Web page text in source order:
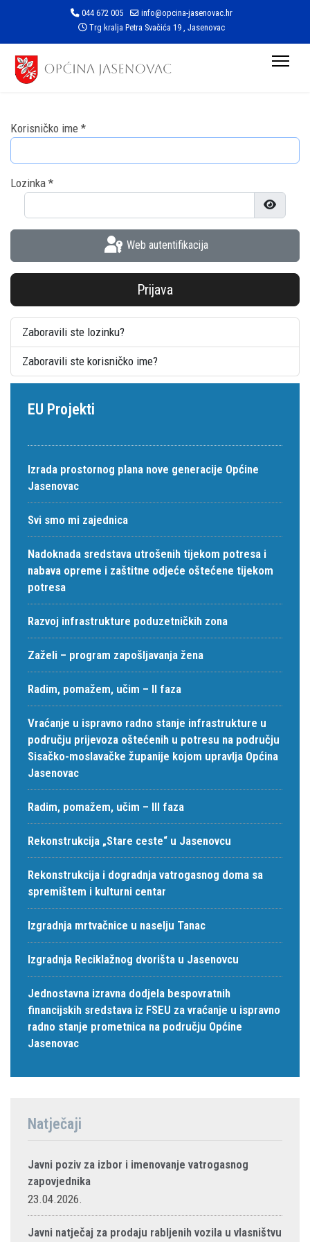
044 672 005
info@opcina-jasenovac.hr
Trg kralja Petra Svačića 19 , Jasenovac
Korisničko ime *
Lozinka *
Prikaži
Web autentifikacija
Prijava
Zaboravili ste lozinku?
Zaboravili ste korisničko ime?
EU Projekti
Izrada prostornog plana nove generacije Općine
Jasenovac
Svi smo mi zajednica
Nadoknada sredstava utrošenih tijekom potresa i
nabava opreme i zaštitne odjeće oštećene tijekom
potresa
Razvoj infrastrukture poduzetničkih zona
Zaželi – program zapošljavanja žena
Radim, pomažem, učim – II faza
Vraćanje u ispravno radno stanje infrastrukture u
području prijevoza oštećenih u potresu na području
Sisačko-moslavačke županije kojom upravlja Općina
Jasenovac
Radim, pomažem, učim – III faza
Rekonstrukcija „Stare ceste“ u Jasenovcu
Rekonstrukcija i dogradnja vatrogasnog doma sa
spremištem i kulturni centar
Izgradnja mrtvačnice u naselju Tanac
Izgradnja Reciklažnog dvorišta u Jasenovcu
Jednostavna izravna dodjela bespovratnih
financijskih sredstava iz FSEU za vraćanje u ispravno
radno stanje prometnica na području Općine
Jasenovac
Natječaji
Javni poziv za izbor i imenovanje vatrogasnog
zapovjednika
23.04.2026.
Javni natječaj za prodaju rabljenih vozila u vlasništvu